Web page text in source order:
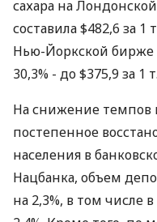
сахара на
составила $482,6 за
Нью-Йоркской бирже
30,3% - до $375,9 за 1 т.
На снижение темпов
постепенное
населения в
Нацбанка, объем
на 2,3%, в том числе